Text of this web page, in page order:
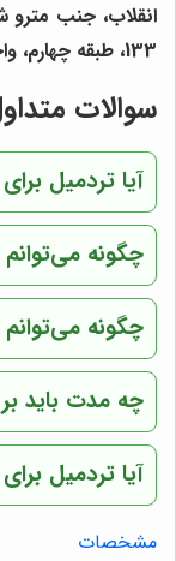
133، طبقه چهارم، واحد 5 ← دفتر مرکزی هایپر جیم.
سوالات
آیا تردمیل
چگونه می‌توانم
چگونه
چه مدت باید
آیا تردمیل
مشخصات